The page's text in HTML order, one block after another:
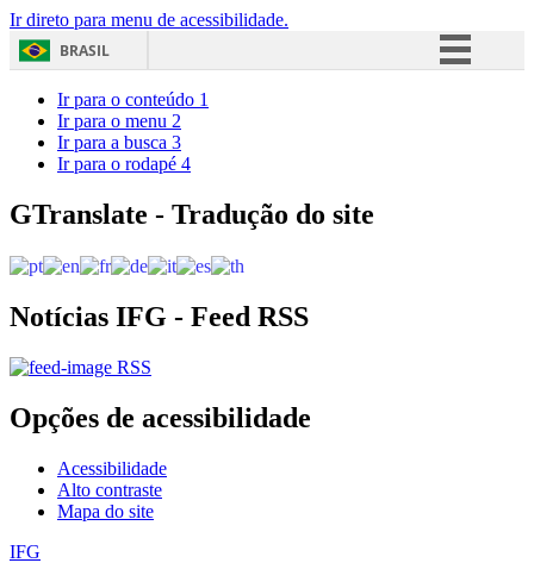
Ir direto para menu de acessibilidade.
BRASIL
Acesso à informação
Ir para o conteúdo 1
Ir para o menu 2
Ir para a busca 3
Ir para o rodapé 4
GTranslate - Tradução do site
Notícias IFG - Feed RSS
RSS
Opções de acessibilidade
Acessibilidade
Alto contraste
Mapa do site
IFG